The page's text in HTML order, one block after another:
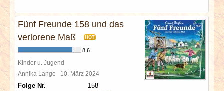
Fünf Freunde 158 und das
verlorene Maß
HOT
8,6
Kinder u. Jugend
Annika Lange 10. März 2024
Folge Nr.
158